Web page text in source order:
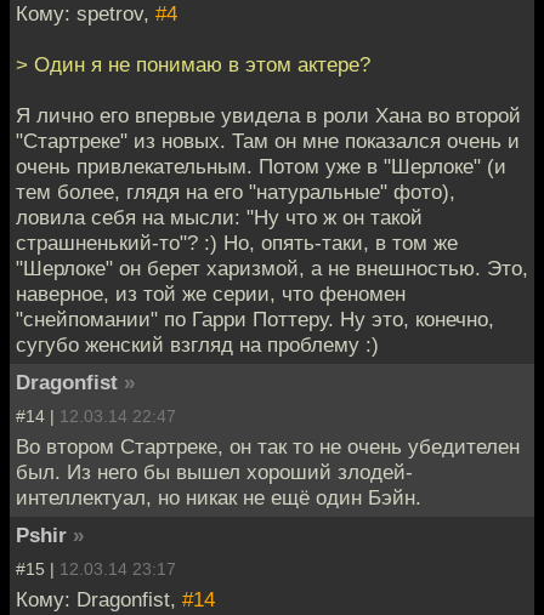
Кому: spetrov, #4
> Один я не понимаю в этом актере?
Я лично его впервые увидела в роли Хана во второй
"Стартреке" из новых. Там он мне показался очень и
очень привлекательным. Потом уже в "Шерлоке" (и
тем более, глядя на его "натуральные" фото),
ловила себя на мысли: "Ну что ж он такой
страшненький-то"? :) Но, опять-таки, в том же
"Шерлоке" он берет харизмой, а не внешностью. Это,
наверное, из той же серии, что феномен
"снейпомании" по Гарри Поттеру. Ну это, конечно,
сугубо женский взгляд на проблему :)
Dragonfist »
#14 | 12.03.14 22:47
Во втором Стартреке, он так то не очень убедителен
был. Из него бы вышел хороший злодей-
интеллектуал, но никак не ещё один Бэйн.
Pshir »
#15 | 12.03.14 23:17
Кому: Dragonfist, #14